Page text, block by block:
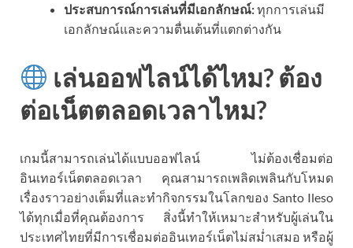
ประสบการณ์การเล่นที่มีเอกลักษณ์:ทุกการเล่นมี
เอกลักษณ์และความตื่นเต้นที่แตกต่างกัน
เล่นออฟไลน์ได้ไหม? ต้อง
ต่อเน็ตตลอดเวลาไหม?
เกมนี้สามารถเล่นได้แบบออฟไลน์ ไม่ต้องเชื่อมต่อ
อินเทอร์เน็ตตลอดเวลา คุณสามารถเพลิดเพลินกับโหมด
เรื่องราวอย่างเต็มที่และทำกิจกรรมในโลกของ Santo Ileso
ได้ทุกเมื่อที่คุณต้องการ สิ่งนี้ทำให้เหมาะสำหรับผู้เล่นใน
ประเทศไทยที่มีการเชื่อมต่ออินเทอร์เน็ตไม่สม่ำเสมอ หรือผู้